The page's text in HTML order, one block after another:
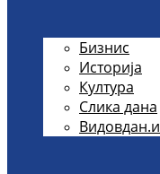
Бизнис
Историја
Култура
Слика дана